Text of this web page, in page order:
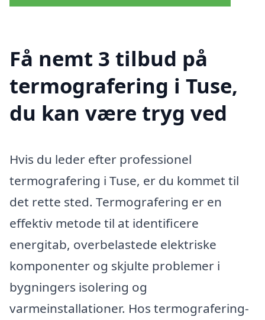
Få nemt 3 tilbud på
termografering i Tuse,
du kan være tryg ved
Hvis du leder efter professionel
termografering i Tuse, er du kommet til
det rette sted. Termografering er en
effektiv metode til at identificere
energitab, overbelastede elektriske
komponenter og skjulte problemer i
bygningers isolering og
varmeinstallationer. Hos termografering-